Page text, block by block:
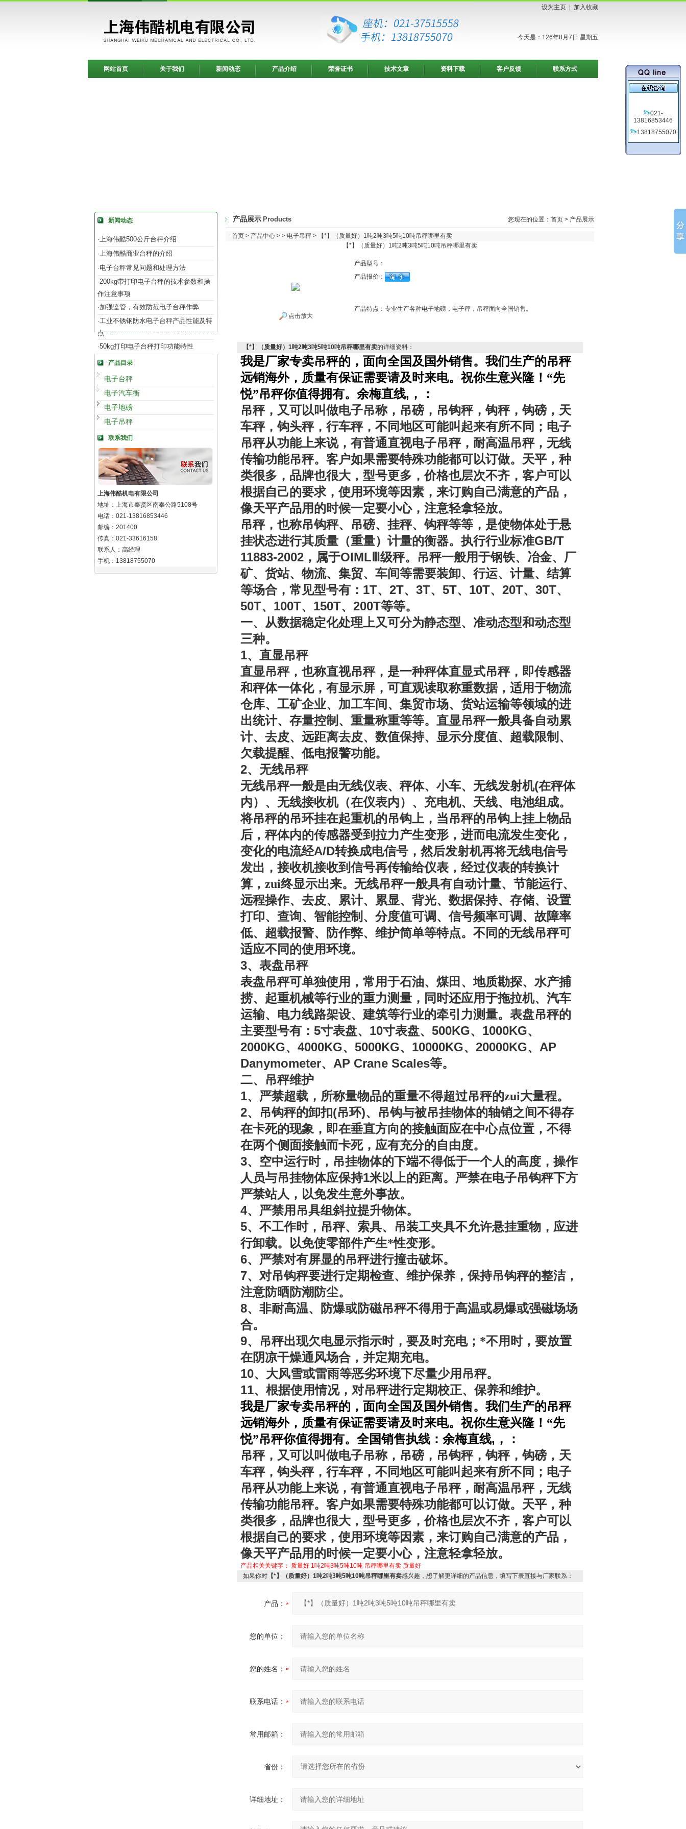
设为主页 加入收藏
今天是：126年8月7日 星期五
网站首页 关于我们 新闻动态 产品介绍 荣誉证书 技术文章 资料下载 客户反馈 联系方式
新闻动态
·上海伟酷500公斤台秤介绍
·上海伟酷商业台秤的介绍
·电子台秤常见问题和处理方法
·200kg带打印电子台秤的技术参数和操
作注意事项
·加强监管，有效防范电子台秤作弊
·工业不锈钢防水电子台秤产品性能及特
点
·50kg打印电子台秤打印功能特性
产品目录
电子台秤
电子汽车衡
电子地磅
电子吊秤
联系我们
上海伟酷机电有限公司
地址：上海市奉贤区南奉公路5108号
电话：021-13816853446
邮编：201400
传真：021-33616158
联系人：高经理
手机：13818755070
产品展示 Products 您现在的位置： 首页 > 产品展示
首页 > 产品中心 > > 电子吊秤 > 【*】（质量好）1吨2吨3吨5吨10吨吊秤哪里有卖
【*】（质量好）1吨2吨3吨5吨10吨吊秤哪里有卖
点击放大
产品型号：
产品报价：
产品特点： 专业生产各种电子地磅，电子秤，吊秤面向全国销售。
【*】（质量好）1吨2吨3吨5吨10吨吊秤哪里有卖的详细资料：
我是厂家专卖吊秤的，面向全国及国外销售。我们生产的吊秤
远销海外，质量有保证需要请及时来电。祝你生意兴隆！“先
悦”吊秤你值得拥有。余梅直线, ，
：
吊秤，又可以叫做电子吊称，吊磅，吊钩秤，钩秤，钩磅，天
车秤，钩头秤，行车秤，不同地区可能叫起来有所不同；电子
吊秤从功能上来说，有普通直视电子吊秤，耐高温吊秤，无线
传输功能吊秤。客户如果需要特殊功能都可以订做。天平，种
类很多，品牌也很大，型号更多，价格也层次不齐，客户可以
根据自己的要求，使用环境等因素，来订购自己满意的产品，
像天平产品用的时候一定要小心，注意轻拿轻放。
吊秤，也称吊钩秤、吊磅、挂秤、钩秤等等，是使物体处于悬
挂状态进行其质量（重量）计量的衡器。执行行业标准GB/T
11883-2002 ，属于OIML Ⅲ级秤。吊秤一般用于钢铁、冶金、厂
矿、货站、物流、集贸、车间等需要装卸、行运、计量、结算
等场合，常见型号有： 1T、 2T、 3T、 5T、 10T、 20T、 30T、
50T、 100T、 150T、 200T等等。
一、从数据稳定化处理上又可分为静态型、准动态型和动态型
三种。
1、直显吊秤
直显吊秤，也称直视吊秤，是一种秤体直显式吊秤，即传感器
和秤体一体化，有显示屏 ，可直观读取称重数据，适用于物流
仓库、工矿企业、加工车间、集贸市场、货站运输等领域的进
出统计、存量控制、重量称重等等。直显吊秤一般具备自动累
计、去皮、远距离去皮、数值保持、显示分度值、超载限制、
欠载提醒、低电报警功能。
2、无线吊秤
无线吊秤一般是由无线仪表、秤体、小车、无线发射机(在秤体
内）、无线接收机（在仪表内）、充电机、天线、电池组成。
将吊秤的吊环挂在起重机的吊钩上，当吊秤的吊钩上挂上物品
后，秤体内的传感器受到拉力产生变形，进而电流发生变化，
变化的电流经A/D转换成电信号，然后发射机再将无线电信号
发出，接收机接收到信号再传输给仪表，经过仪表的转换计
算，zui终显示出来。无线吊秤一般具有自动计量、节能运行、
远程操作、去皮、累计、累显、背光、数据保持、存储、设置
打印、查询、智能控制、分度值可调、信号频率可调、故障率
低、超载报警、防作弊、维护简单等特点。不同的无线吊秤可
适应不同的使用环境。
3、表盘吊秤
表盘吊秤可单独使用，常用于石油、煤田、地质勘探、水产捕
捞、起重机械等行业的重力测量，同时还应用于拖拉机、汽车
运输、电力线路架设、建筑等行业的牵引力测量。表盘吊秤的
主要型号有： 5寸表盘、 10寸表盘、 500KG、 1000KG、
2000KG、 4000KG、 5000KG、 10000KG、 20000KG、 AP
Danymometer、 AP Crane Scales等。
二、吊秤维护
1、严禁超载，所称量物品的重量不得超过吊秤的zui大量程。
2、吊钩秤的卸扣(吊环)、吊钩与被吊挂物体的轴销之间不得存
在卡死的现象，即在垂直方向的接触面应在中心点位置，不得
在两个侧面接触而卡死，应有充分的自由度。
3、空中运行时，吊挂物体的下端不得低于一个人的高度，操作
人员与吊挂物体应保持1米以上的距离。严禁在电子吊钩秤下方
严禁站人，以免发生意外事故。
4、严禁用吊具组斜拉提升物体。
5、不工作时，吊秤、索具、吊装工夹具不允许悬挂重物，应进
行卸载。以免使零部件产生*性变形。
6、严禁对有屏显的吊秤进行撞击破坏。
7、对吊钩秤要进行定期检查、维护保养，保持吊钩秤的整洁，
注意防晒防潮防尘。
8、非耐高温、防爆或防磁吊秤不得用于高温或易爆或强磁场场
合。
9、吊秤出现欠电显示指示时，要及时充电；*不用时，要放置
在阴凉干燥通风场合，并定期充电。
10、大风雪或雷雨等恶劣环境下尽量少用吊秤。
11、根据使用情况，对吊秤进行定期校正、保养和维护。
我是厂家专卖吊秤的，面向全国及国外销售。我们生产的吊秤
远销海外，质量有保证需要请及时来电。祝你生意兴隆！“先
悦”吊秤你值得拥有。全国销售执线：余梅直线, ，
：
吊秤，又可以叫做电子吊称，吊磅，吊钩秤，钩秤，钩磅，天
车秤，钩头秤，行车秤，不同地区可能叫起来有所不同；电子
吊秤从功能上来说，有普通直视电子吊秤，耐高温吊秤，无线
传输功能吊秤。客户如果需要特殊功能都可以订做。天平，种
类很多，品牌也很大，型号更多，价格也层次不齐，客户可以
根据自己的要求，使用环境等因素，来订购自己满意的产品，
像天平产品用的时候一定要小心，注意轻拿轻放。
产品相关关键字： 质量好 1吨2吨3吨5吨10吨 吊秤哪里有卖 质量好
如果你对 【*】（质量好）1吨2吨3吨5吨10吨吊秤哪里有卖感兴趣，想了解更详细的产品信息，填写下表直接与厂家联系：
产品：
您的单位：
您的姓名：
联系电话：
常用邮箱：
省份：
详细地址：
021-
13816853446
13818755070